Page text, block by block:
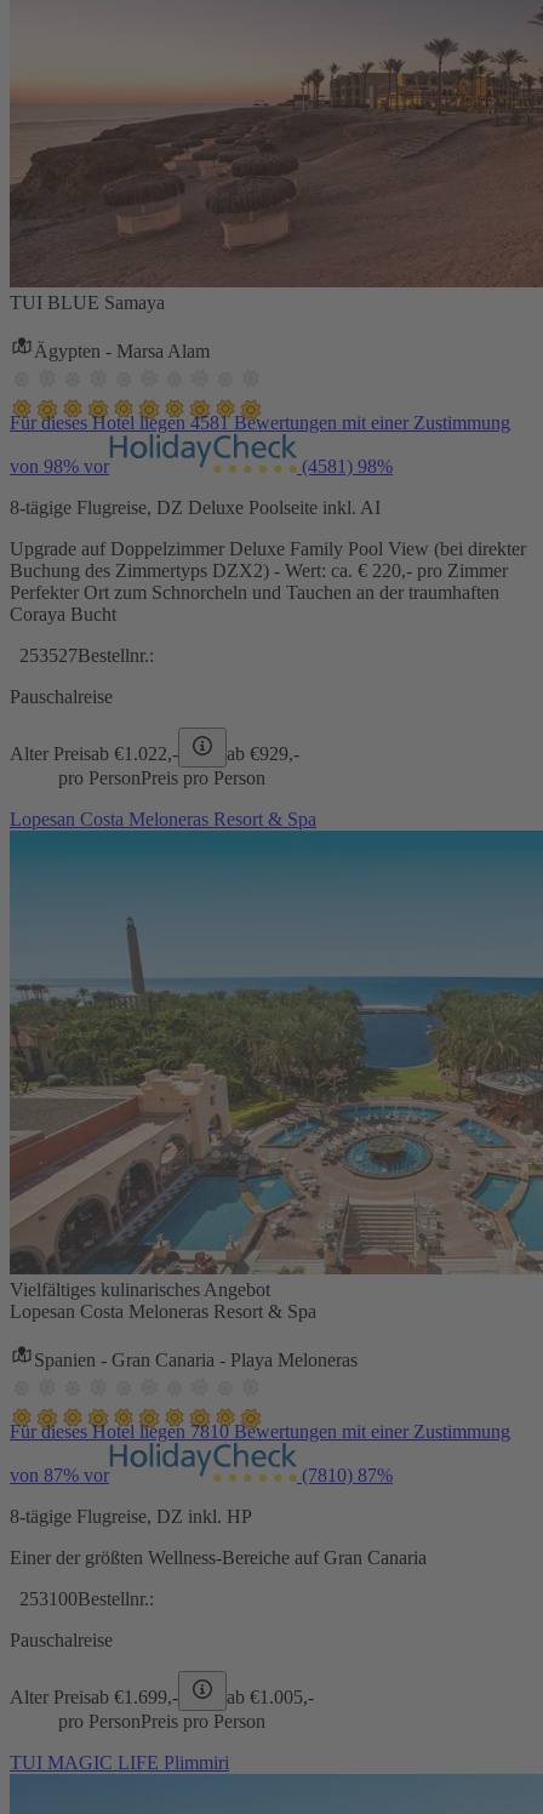
TUI BLUE Samaya
Ägypten - Marsa Alam
Für dieses Hotel liegen 4581 Bewertungen mit einer Zustimmung
von 98% vor (4581) 98%
8-tägige Flugreise, DZ Deluxe Poolseite inkl. AI
Upgrade auf Doppelzimmer Deluxe Family Pool View (bei direkter
Buchung des Zimmertyps DZX2) - Wert: ca. € 220,- pro Zimmer
Perfekter Ort zum Schnorcheln und Tauchen an der traumhaften
Coraya Bucht
253527Bestellnr.:
Pauschalreise
Alter Preisab €1.022,- ab €929,-
pro PersonPreis pro Person
Lopesan Costa Meloneras Resort & Spa
Vielfältiges kulinarisches Angebot
Lopesan Costa Meloneras Resort & Spa
Spanien - Gran Canaria - Playa Meloneras
Für dieses Hotel liegen 7810 Bewertungen mit einer Zustimmung
von 87% vor (7810) 87%
8-tägige Flugreise, DZ inkl. HP
Einer der größten Wellness-Bereiche auf Gran Canaria
253100Bestellnr.:
Pauschalreise
Alter Preisab €1.699,- ab €1.005,-
pro PersonPreis pro Person
TUI MAGIC LIFE Plimmiri